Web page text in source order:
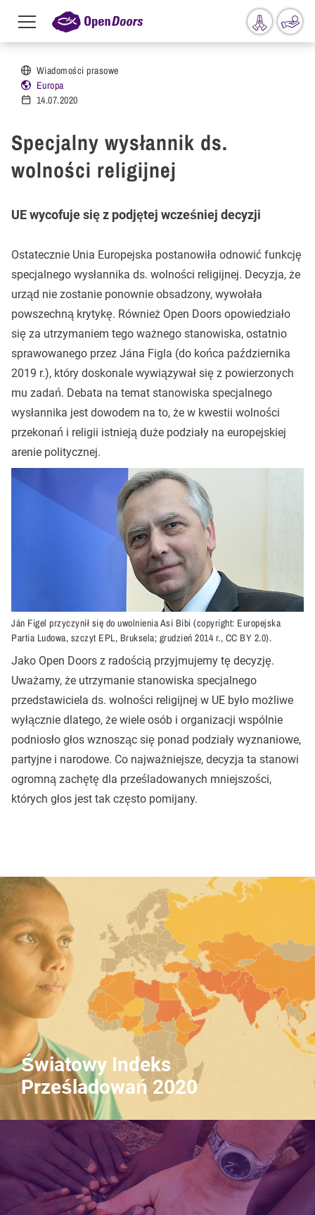
Przejdź do treści
Menu
toggle
Wiadomości prasowe
Europa
14.07.2020
Specjalny wysłannik ds.
wolności religijnej
UE wycofuje się z podjętej wcześniej decyzji
Ostatecznie Unia Europejska postanowiła odnowić funkcję
specjalnego wysłannika ds. wolności religijnej. Decyzja, że
urząd nie zostanie ponownie obsadzony, wywołała
powszechną krytykę. Również Open Doors opowiedziało
się za utrzymaniem tego ważnego stanowiska, ostatnio
sprawowanego przez Jána Figla (do końca października
2019 r.), który doskonale wywiązywał się z powierzonych
mu zadań. Debata na temat stanowiska specjalnego
wysłannika jest dowodem na to, że w kwestii wolności
przekonań i religii istnieją duże podziały na europejskiej
arenie politycznej.
Ján Figel przyczynił się do uwolnienia Asi Bibi (copyright: Europejska
Partia Ludowa, szczyt EPL, Bruksela; grudzień 2014 r., CC BY 2.0).
Jako Open Doors z radością przyjmujemy tę decyzję.
Uważamy, że utrzymanie stanowiska specjalnego
przedstawiciela ds. wolności religijnej w UE było możliwe
wyłącznie dlatego, że wiele osób i organizacji wspólnie
podniosło głos wznosząc się ponad podziały wyznaniowe,
partyjne i narodowe. Co najważniejsze, decyzja ta stanowi
ogromną zachętę dla prześladowanych mniejszości,
których głos jest tak często pomijany.
Światowy Indeks
Prześladowań 2020